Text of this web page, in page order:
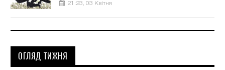
21:23, 03 Квітня
ОГЛЯД ТИЖНЯ